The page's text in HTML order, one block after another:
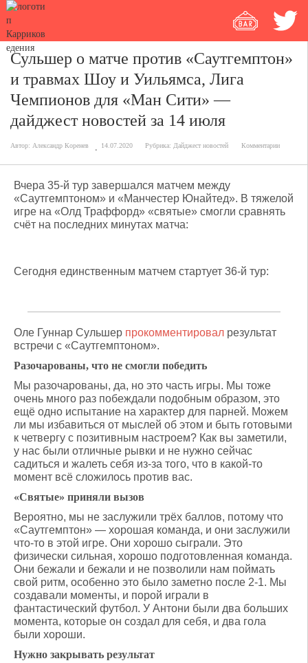
Сульшер о матче против «Саутгемптон»
и травмах Шоу и Уильямса, Лига
Чемпионов для «Ман Сити» —
дайджест новостей за 14 июля
Автор: Александр Коренев 14.07.2020 Рубрика: Дайджест новостей Комментарии
Вчера 35-й тур завершался матчем между
«Саутгемптоном» и «Манчестер Юнайтед». В тяжелой
игре на «Олд Траффорд» «святые» смогли сравнять
счёт на последних минутах матча:
Сегодня единственным матчем стартует 36-й тур:
Оле Гуннар Сульшер прокомментировал результат
встречи с «Саутгемптоном».
Разочарованы, что не смогли победить
Мы разочарованы, да, но это часть игры. Мы тоже
очень много раз побеждали подобным образом, это
ещё одно испытание на характер для парней. Можем
ли мы избавиться от мыслей об этом и быть готовыми
к четвергу с позитивным настроем? Как вы заметили,
у нас были отличные рывки и не нужно сейчас
садиться и жалеть себя из-за того, что в какой-то
момент всё сложилось против вас.
«Святые» приняли вызов
Вероятно, мы не заслужили трёх баллов, потому что
«Саутгемптон» — хорошая команда, и они заслужили
что-то в этой игре. Они хорошо сыграли. Это
физически сильная, хорошо подготовленная команда.
Они бежали и бежали и не позволили нам поймать
свой ритм, особенно это было заметно после 2-1. Мы
создавали моменты, и порой играли в
фантастический футбол. У Антони были два больших
момента, которые он создал для себя, и два гола
были хороши.
Нужно закрывать результат